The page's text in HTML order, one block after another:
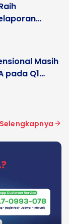
Kalimantan
Masih
pada Q1
Selengkapnya